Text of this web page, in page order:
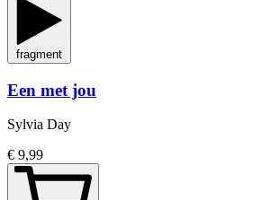
fragment
Een met jou
Sylvia Day
€ 9,99